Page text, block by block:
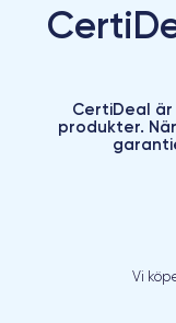
CertiDeal
produkter.
Vi